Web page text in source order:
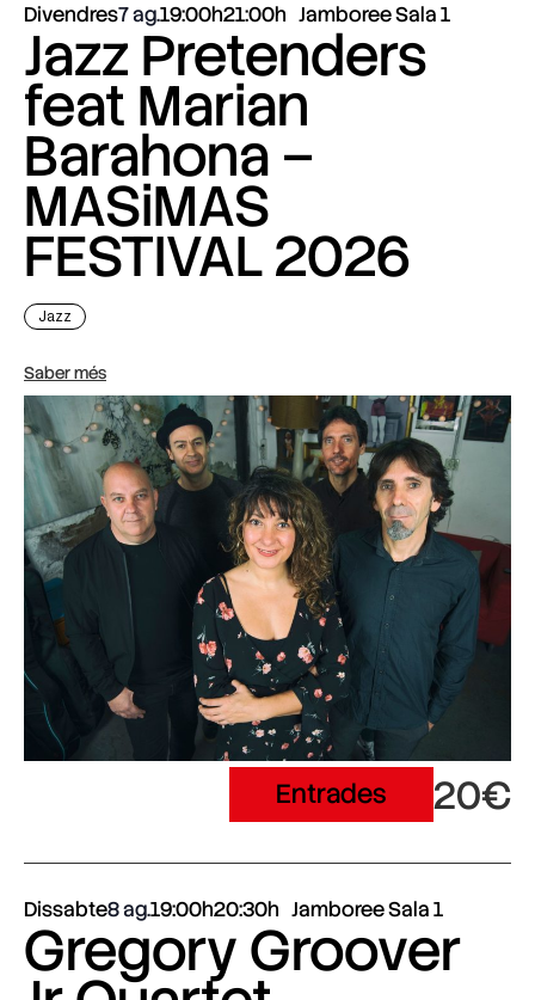
Divendres7 ag.19:00h21:00h Jamboree Sala 1
Jazz Pretenders
feat Marian
Barahona –
MASiMAS
FESTIVAL 2026
Jazz
Saber més
Entrades 20€
Dissabte8 ag.19:00h20:30h Jamboree Sala 1
Gregory Groover